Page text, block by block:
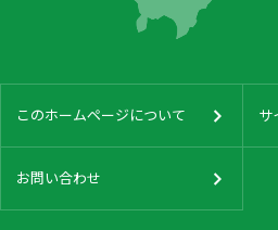
このホームページについて サ
お問い合わせ